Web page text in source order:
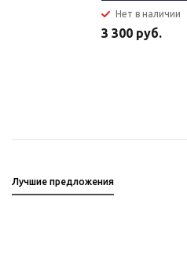
Нет в наличии
3 300 руб.
Лучшие предложения